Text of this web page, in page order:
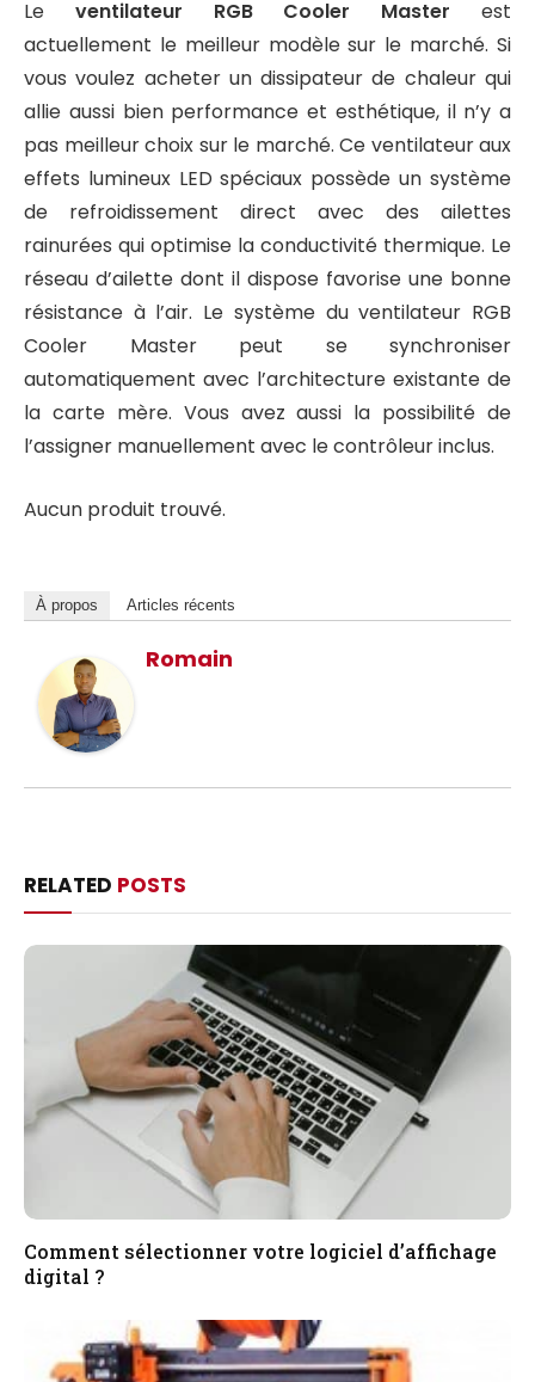
Le ventilateur RGB Cooler Master est
actuellement le meilleur modèle sur le marché. Si
vous voulez acheter un dissipateur de chaleur qui
allie aussi bien performance et esthétique, il n’y a
pas meilleur choix sur le marché. Ce ventilateur aux
effets lumineux LED spéciaux possède un système
de refroidissement direct avec des ailettes
rainurées qui optimise la conductivité thermique. Le
réseau d’ailette dont il dispose favorise une bonne
résistance à l’air. Le système du ventilateur RGB
Cooler Master peut se synchroniser
automatiquement avec l’architecture existante de
la carte mère. Vous avez aussi la possibilité de
l’assigner manuellement avec le contrôleur inclus.
Aucun produit trouvé.
À propos Articles récents
Romain
RELATED POSTS
Comment sélectionner votre logiciel d’affichage
digital ?